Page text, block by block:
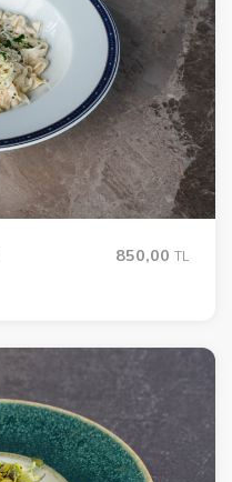
850,00 TL